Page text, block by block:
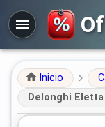
Inicio
Delonghi